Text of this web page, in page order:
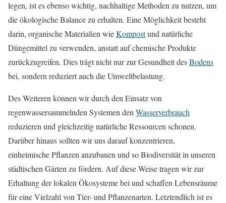
legen, ist es ebenso wichtig, nachhaltige Methoden zu nutzen, um
die ökologische Balance zu erhalten. Eine Möglichkeit besteht
darin, organische Materialien wieKompostund natürliche
Düngemittel zu verwenden, anstatt auf chemische Produkte
zurückzugreifen. Dies trägt nicht nur zur Gesundheit desBodens
bei, sondern reduziert auch die Umweltbelastung.
Des Weiteren können wir durch den Einsatz von
regenwassersammelnden Systemen den Wasserverbrauch
reduzieren und gleichzeitig natürliche Ressourcen schonen.
Darüber hinaus sollten wir uns darauf konzentrieren,
einheimische Pflanzen anzubauen und so Biodiversität in unseren
städtischen Gärten zu fördern. Auf diese Weise tragen wir zur
Erhaltung der lokalen Ökosysteme bei und schaffen Lebensräume
für eine Vielzahl von Tier- und Pflanzenarten. Letztendlich ist es